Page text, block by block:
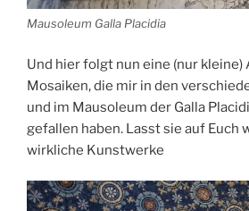
Mausoleum Galla Placidia
Und hier folgt nun eine (nur kleine)
Mosaiken, die mir in den
und im Mausoleum der Galla
gefallen haben. Lasst sie auf Euch
wirkliche Kunstwerke